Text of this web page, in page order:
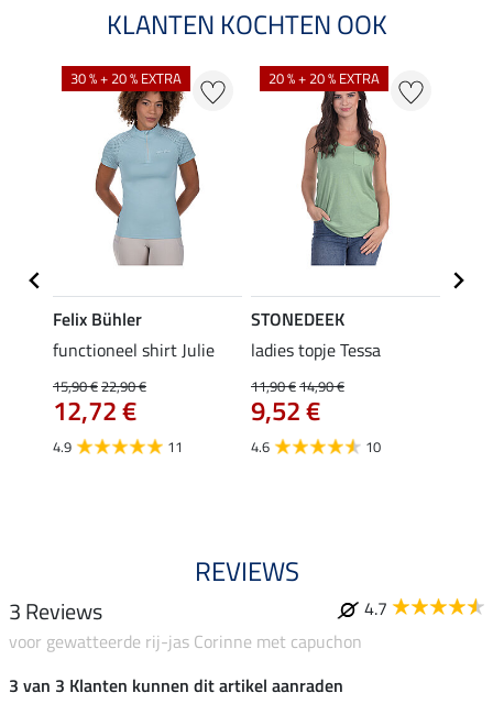
KLANTEN KOCHTEN OOK
30 % + 20 % EXTRA
Felix Bühler
functioneel shirt Julie
15,90 €22,90 €
12,72 €
4.9 11
20 % + 20 % EXTRA
STONEDEEK
ladies topje Tessa
11,90 €14,90 €
9,52 €
4.6 10
REVIEWS
3 Reviews
4.7
voor gewatteerde rij-jas Corinne met capuchon
3 van 3 Klanten kunnen dit artikel aanraden